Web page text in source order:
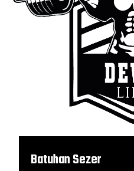
Batuhan Sezer